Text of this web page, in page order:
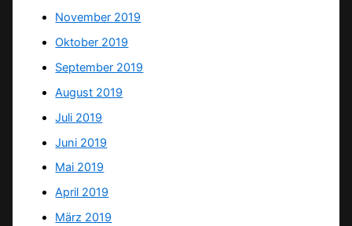
November 2019
Oktober 2019
September 2019
August 2019
Juli 2019
Juni 2019
Mai 2019
April 2019
März 2019